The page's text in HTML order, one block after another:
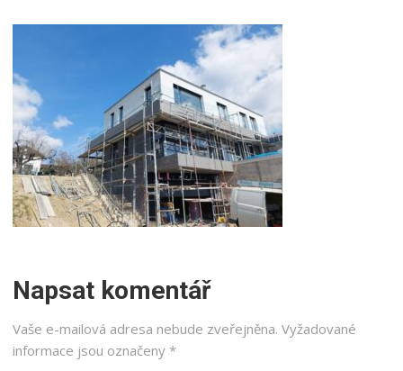
Napsat komentář
Vaše e-mailová adresa nebude zveřejněna. Vyžadované
informace jsou označeny *